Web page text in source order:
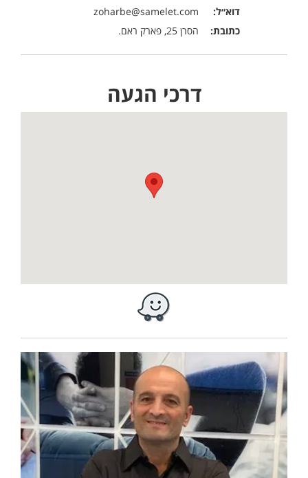
דוא״ל:
zoharbe@samelet.com
כתובת:
הסרן 25, פארק ראם.
דרכי הגעה